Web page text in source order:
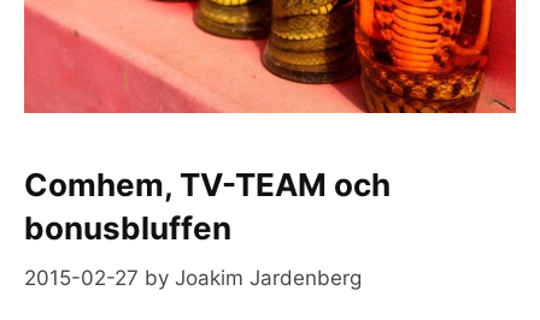
Comhem, TV-TEAM och
bonusbluffen
2015-02-27 by Joakim Jardenberg